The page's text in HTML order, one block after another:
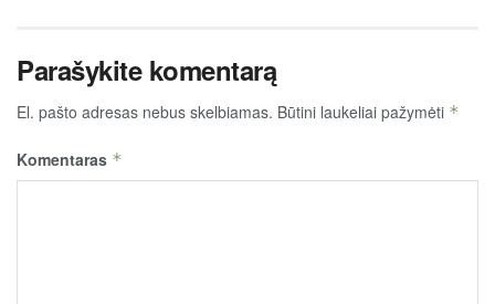
Parašykite komentarą
El. pašto adresas nebus skelbiamas. Būtini laukeliai pažymėti *
Komentaras *